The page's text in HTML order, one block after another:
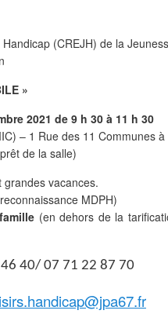
(CREJH) de la
»
2021 de 9 h 30 à 11 h 30
– 1 Rue des 11 Communes
de la salle)
vacances.
MDPH)
(en dehors de la
40/ 07 71 22 87 70